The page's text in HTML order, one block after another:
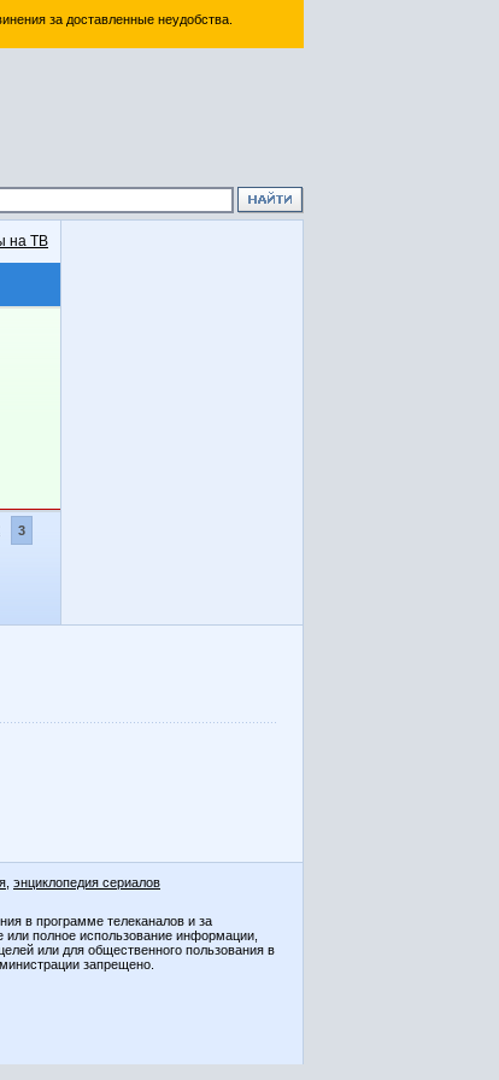
за доставленные неудобства.
на ТВ
3
энциклопедия сериалов
в программе телеканалов и за
полное использование информации,
или для общественного пользования в
запрещено.